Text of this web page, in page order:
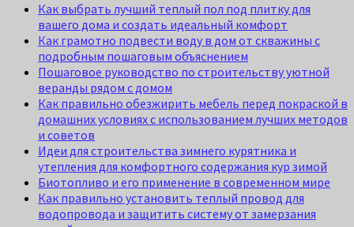
Как выбрать лучший теплый пол под плитку для
вашего дома и создать идеальный комфорт
Как грамотно подвести воду в дом от скважины с
подробным пошаговым объяснением
Пошаговое руководство по строительству уютной
веранды рядом с домом
Как правильно обезжирить мебель перед покраской в
домашних условиях с использованием лучших методов
и советов
Идеи для строительства зимнего курятника и
утепления для комфортного содержания кур зимой
Биотопливо и его применение в современном мире
Как правильно установить теплый провод для
водопровода и защитить систему от замерзания